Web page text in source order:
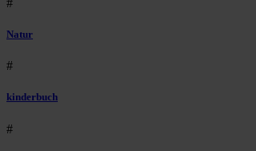
#
Natur
#
kinderbuch
#